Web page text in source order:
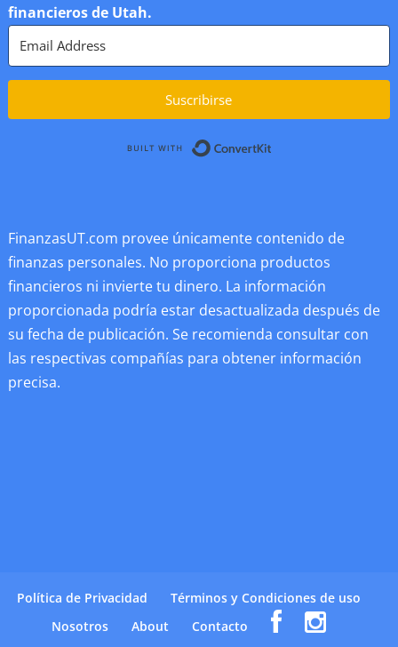
financieros de Utah.
Suscribirse
FinanzasUT.com provee únicamente contenido de
finanzas personales. No proporciona productos
financieros ni invierte tu dinero. La información
proporcionada podría estar desactualizada después de
su fecha de publicación. Se recomienda consultar con
las respectivas compañías para obtener información
precisa.
Política de Privacidad
Términos y Condiciones de uso
Nosotros
About Contacto